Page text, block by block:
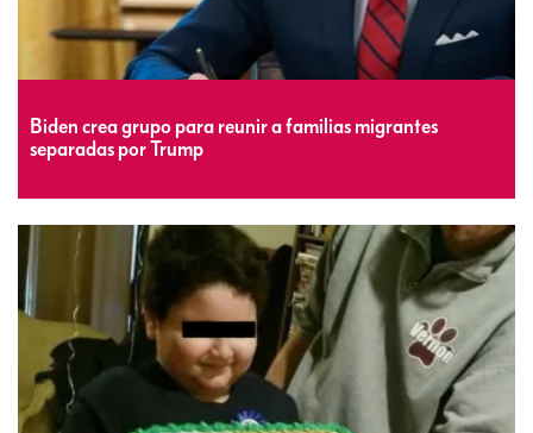
Biden crea grupo para reunir a familias migrantes
separadas por Trump